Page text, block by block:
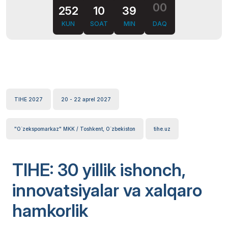
252
KUN
10
SOAT
38
MIN
59
DAQ
TIHE 2027 20 - 22 aprel 2027
"O`zekspomarkaz" MKK / Toshkent, O`zbekiston tihe.uz
TIHE: 30 yillik ishonch,
innovatsiyalar va xalqaro
hamkorlik